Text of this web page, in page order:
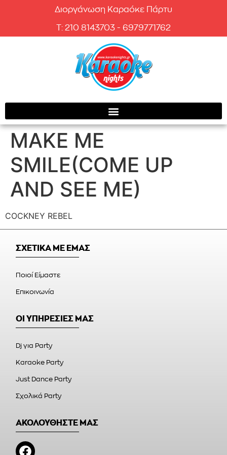
Διοργάνωση Καραόκε Πάρτυ
T: 210 8143703 - 6979771762
MAKE ME
SMILE(COME UP
AND SEE ME)
COCKNEY REBEL
ΣΧΕΤΙΚΑ ΜΕ ΕΜΑΣ
Ποιοί Είμαστε
Επικοινωνία
ΟΙ ΥΠΗΡΕΣΙΕΣ ΜΑΣ
Dj για Party
Karaoke Party
Just Dance Party
Σχολικά Party
ΑΚΟΛΟΥΘΗΣΤΕ ΜΑΣ